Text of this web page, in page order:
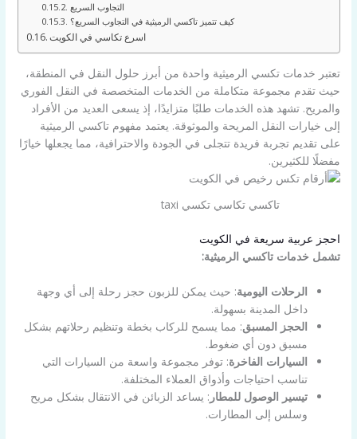
التجاوب السريع
كيف تتميز تاكسي الرميثية في التجاوب السريع؟
اسرع تكاسي في الكويت
تعتبر خدمات تكسي الرميثية واحدة من أبرز حلول النقل في المنطقة،
حيث تقدم مجموعة متكاملة من الخدمات المتخصصة في النقل الفوري
والمريح. تشهد هذه الخدمات طلبًا متزايدًا، إذ يسعى العديد من الأفراد
إلى خيارات النقل المريحة والموثوقة. يعتمد مفهوم تاكسي الرميثية
على تقديم تجربة فريدة تتجلى في الجودة والاحترافية، مما يجعلها خيارًا
مفضلًا للكثيرين.
تاكسي تكاسي تكسي taxi
احجز عربية سريعة في الكويت
تشمل خدمات تاكسي الرميثية:
الرحلات اليومية: حيث يمكن للزبون حجز رحلة إلى أي وجهة
داخل المدينة بسهولة.
الحجز المسبق: مما يسمح للركاب بخطة وتنظيم رحلاتهم بشكل
مسبق دون أي ضغوط.
السيارات الفاخرة: توفر مجموعة واسعة من السيارات التي
تناسب احتياجات وأذواق العملاء المختلفة.
تيسير الوصول للمطار : يساعد الزبائن في الانتقال بشكل مريح
وسلس إلى المطارات.